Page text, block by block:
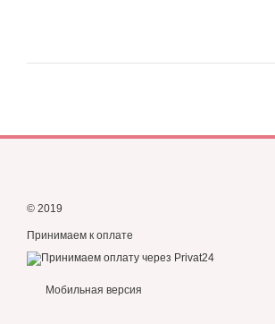
© 2019
Принимаем к оплате
Мобильная версия